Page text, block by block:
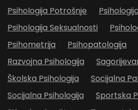
Psihologija Potrošnje
Psihologija Seksualnosti
Psihometrija
Psihopatologija
Razvojna Psihologija
Školska Psihologija
Socijalna
Socijalna Psihologija
Sportska